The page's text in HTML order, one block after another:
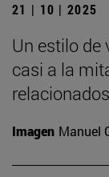
21 | 10 | 2025
Un estilo de
casi a la
Imagen Manuel